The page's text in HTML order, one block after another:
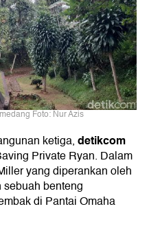
Foto: Nur Azis
ketiga,detikcom
Private Ryan. Dalam
yang diperankan oleh
benteng
di Pantai Omaha